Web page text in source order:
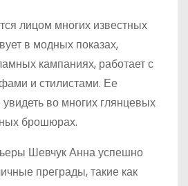
лицом многих известных
в модных показах,
кампаниях, работает с
и стилистами. Ее
во многих глянцевых
брошюрах.
Шевчук Анна успешно
преграды, такие как